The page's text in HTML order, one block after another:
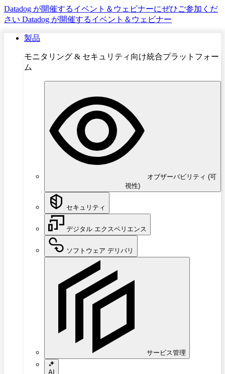
Datadog が開催するイベント＆ウェビナーにぜひご参加くだ
さい Datadog が開催するイベント＆ウェビナー
製品
モニタリング & セキュリティ向け統合プラットフォー
ム
オブザーバビリティ (可
視性)
セキュリティ
デジタル エクスペリエンス
ソフトウェア デリバリ
サービス管理
AI